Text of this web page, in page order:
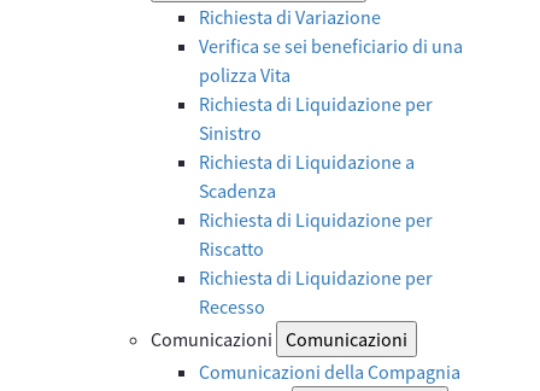
Richiesta di Variazione
Verifica se sei beneficiario di una
polizza Vita
Richiesta di Liquidazione per
Sinistro
Richiesta di Liquidazione a
Scadenza
Richiesta di Liquidazione per
Riscatto
Richiesta di Liquidazione per
Recesso
Comunicazioni Comunicazioni
Comunicazioni della Compagnia